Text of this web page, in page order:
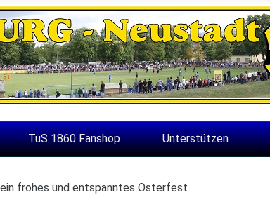
TuS 1860 Fanshop Unterstützen
frohes und entspanntes Osterfest